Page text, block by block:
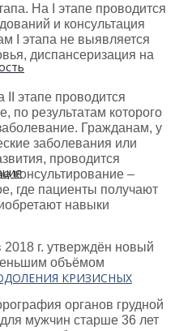
КРИЗИСНЫХ
На I этапе проводится
и консультация
I этапа не выявляется
диспансеризация на
этапе проводится
по результатам которого
Гражданам, у
заболевания или
проводится
консультирование –
где пациенты получают
навыки
2018 г. утверждён новый
объёмом
органов грудной
мужчин старше 36 лет